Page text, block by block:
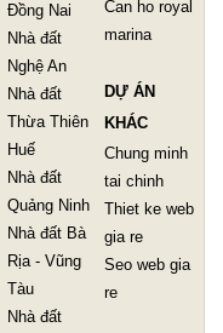
Đồng Nai
Nhà đất
Nghệ An
Nhà đất
Thừa Thiên
Huế
Nhà đất
Quảng Ninh
Nhà đất Bà
Rịa - Vũng
Tàu
Nhà đất
Can ho royal
marina
DỰ ÁN
KHÁC
Chung minh
tai chinh
Thiet ke web
gia re
Seo web gia
re